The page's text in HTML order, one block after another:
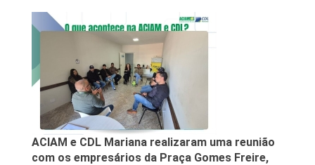
ACIAM e CDL Mariana realizaram uma reunião
com os empresários da Praça Gomes Freire,